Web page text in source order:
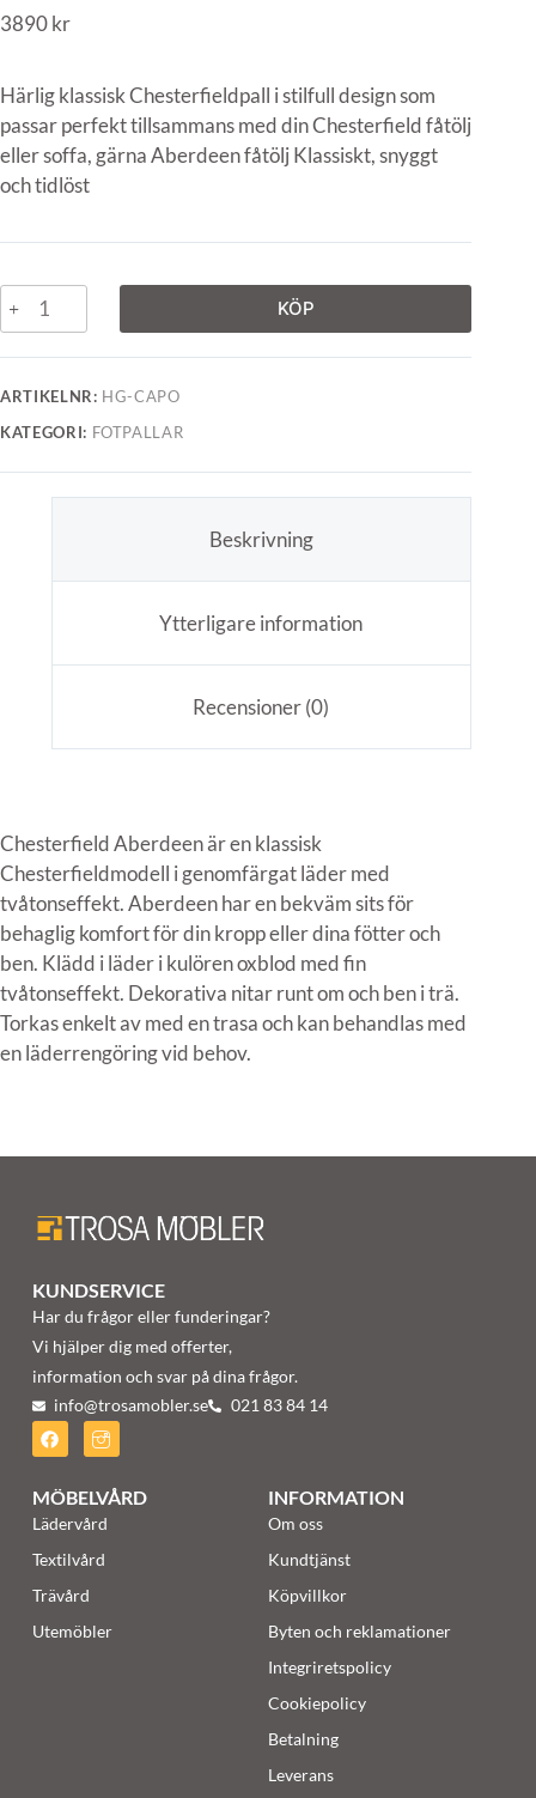
3890kr
Härlig klassisk Chesterfieldpall i stilfull design som
passar perfekt tillsammans med din Chesterfield fåtölj
eller soffa, gärna Aberdeen fåtölj Klassiskt, snyggt
och tidlöst
KÖP
ARTIKELNR: HG-CAPO
KATEGORI: FOTPALLAR
Beskrivning
Ytterligare information
Recensioner (0)
Chesterfield Aberdeen är en klassisk
Chesterfieldmodell i genomfärgat läder med
tvåtonseffekt. Aberdeen har en bekväm sits för
behaglig komfort för din kropp eller dina fötter och
ben. Klädd i läder i kulören oxblod med fin
tvåtonseffekt. Dekorativa nitar runt om och ben i trä.
Torkas enkelt av med en trasa och kan behandlas med
en läderrengöring vid behov.
KUNDSERVICE
Har du frågor eller funderingar?
Vi hjälper dig med offerter,
information och svar på dina frågor.
info@trosamobler.se 021 83 84 14
MÖBELVÅRD
Lädervård
Textilvård
Trävård
Utemöbler
INFORMATION
Om oss
Kundtjänst
Köpvillkor
Byten och reklamationer
Integriretspolicy
Cookiepolicy
Betalning
Leverans